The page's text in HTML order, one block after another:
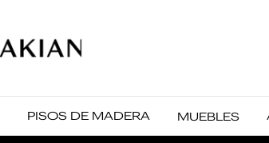
PISOS DE MADERA MUEBLES